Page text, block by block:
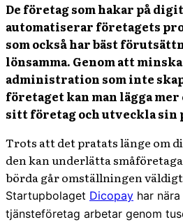
De företag som hakar på
automatiserar företagets
som också har bäst
lönsamma. Genom att
administration som inte
företaget kan man lägga
sitt företag och utveckla sin
Trots att det pratats länge om
den kan underlätta
börda går omställningen
Startupbolaget Dicopay har
tjänsteföretag arbetar genom